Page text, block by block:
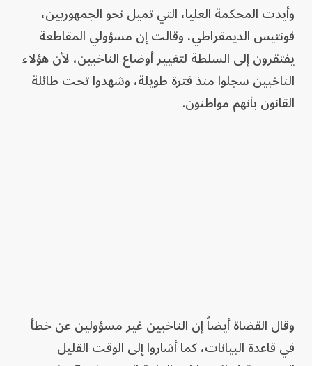
وأيدت المحكمة العليا، التي تميل نحو الجمهوريين،
فونتيس الديمقراطي، وقالت إن مسؤولي المقاطعة
يفتقرون إلى السلطة لتغيير أوضاع الناخبين، لأن هؤلاء
الناخبين سجلوا منذ فترة طويلة، وشهدوا تحت طائلة
القانون بأنهم مواطنون.
وقال القضاة أيضاً إن الناخبين غير مسؤولين عن خطأ
في قاعدة البيانات، كما أشاروا إلى الوقت القليل